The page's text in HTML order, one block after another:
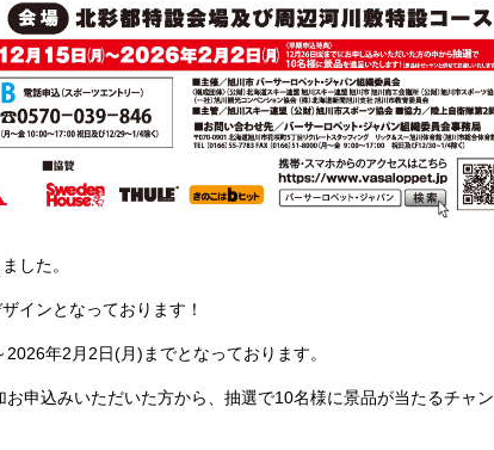
した。
インとなっております！
年2月2日(月)までとなっております。
申込みいただいた方から、抽選で10名様に景品が当たるチャン